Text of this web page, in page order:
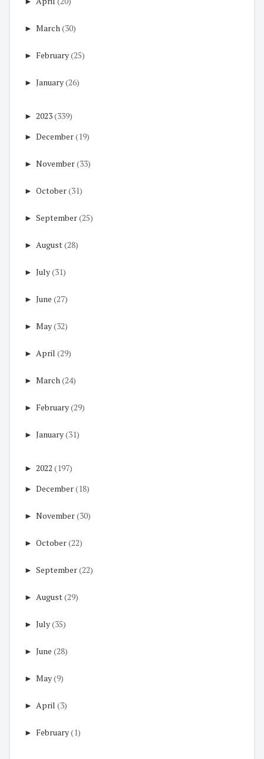
► March(30)
► February(25)
► January(26)
► 2023(339)
► December(19)
► November(33)
► October(31)
► September(25)
► August(28)
► July(31)
► June (27)
► May(32)
► April (29)
► March(24)
► February(29)
► January(31)
► 2022 (197)
► December(18)
► November(30)
► October(22)
► September(22)
► August(29)
► July(35)
► June (28)
► May(9)
► April (3)
► February(1)